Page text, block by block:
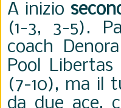
A inizio
(1-3, 3-5).
coach
Pool
(7-10), ma il
da due ace,